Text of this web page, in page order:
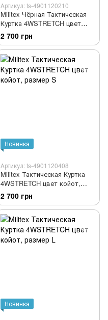
Артикул: ts-4901120210
Militex Чёрная Тактическая
Куртка 4WSTRETCH цвет
черный, размер L
2 700 грн
Новинка
Артикул: ts-4901120408
Militex Тактическая Куртка
4WSTRETCH цвет койот,
размер S
2 700 грн
Новинка